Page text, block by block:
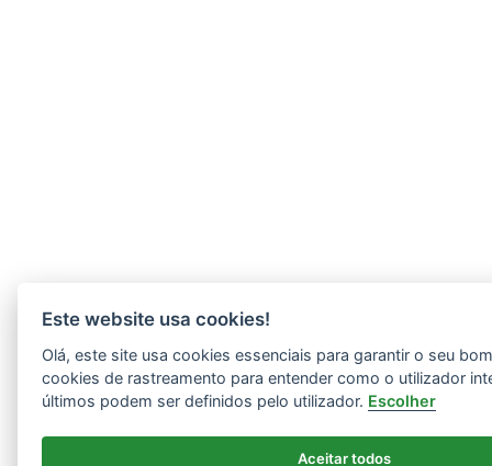
Este website usa cookies!
Olá, este site usa cookies essenciais para garantir o seu
cookies de rastreamento para entender como o utilizador
últimos podem ser definidos pelo utilizador. Escolher
Aceitar todos